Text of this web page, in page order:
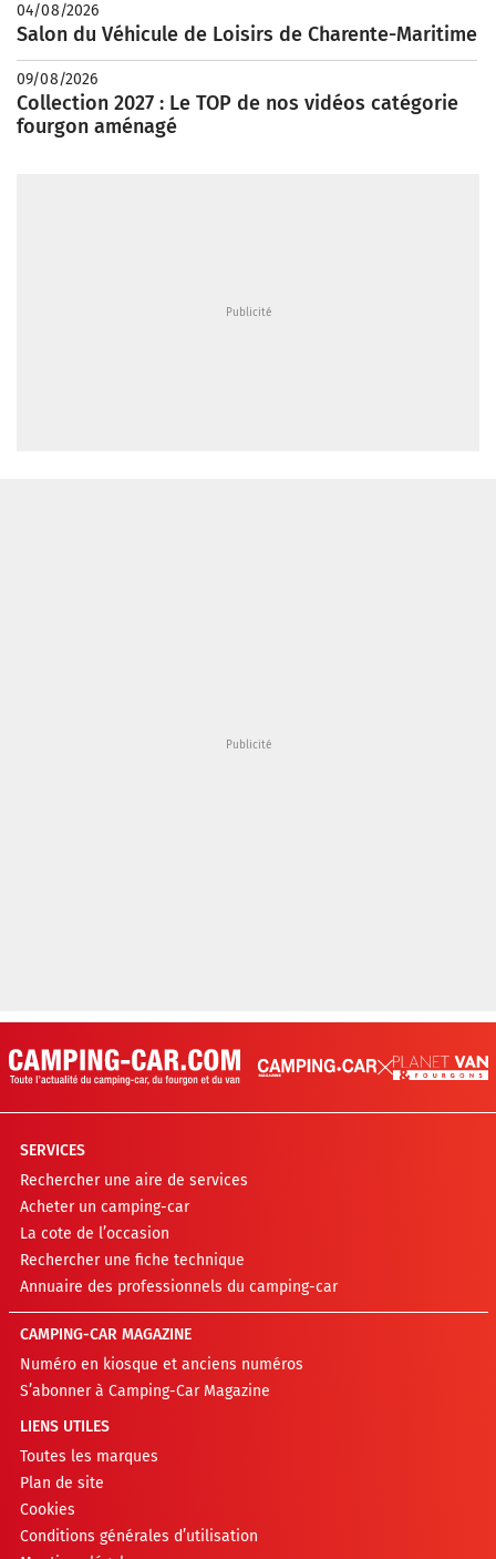
04/08/2026
Salon du Véhicule de Loisirs de Charente-Maritime
09/08/2026
Collection 2027 : Le TOP de nos vidéos catégorie
fourgon aménagé
SERVICES
Rechercher une aire de services
Acheter un camping-car
La cote de l’occasion
Rechercher une fiche technique
Annuaire des professionnels du camping-car
CAMPING-CAR MAGAZINE
Numéro en kiosque et anciens numéros
S’abonner à Camping-Car Magazine
LIENS UTILES
Toutes les marques
Plan de site
Cookies
Conditions générales d’utilisation